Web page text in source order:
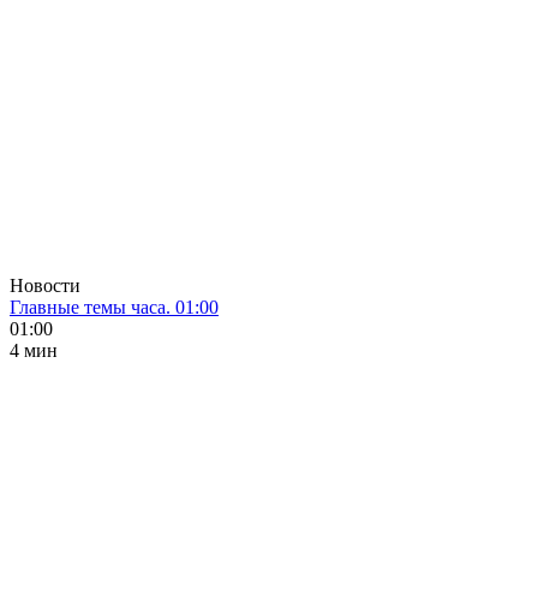
Новости
Главные темы часа. 01:00
01:00
4 мин